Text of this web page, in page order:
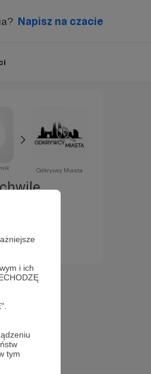
i ich
tym
Napisz na czacie
Odkrywcy Miasta